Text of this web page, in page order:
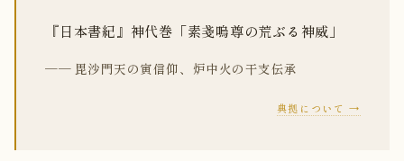
『日本書紀』神代巻「素戔嗚尊の荒ぶる神威」
── 毘沙門天の寅信仰、炉中火の干支伝承
典拠について →